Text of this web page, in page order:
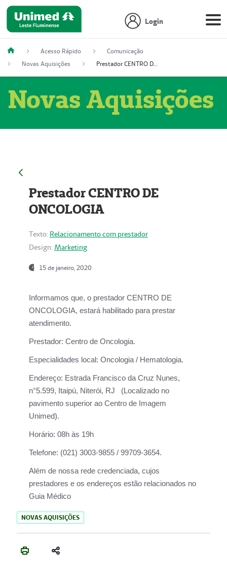
Login
Acesso Rápido
Comunicação
Novas Aquisições
Prestador CENTRO DE ONCOLOGIA
Novas Aquisições
Prestador CENTRO DE
ONCOLOGIA
Texto: Relacionamento com prestador
Design: Marketing
15 de janeiro, 2020
Informamos que, o prestador CENTRO DE
ONCOLOGIA, estará habilitado para prestar
atendimento.
Prestador: Centro de Oncologia.
Especialidades local: Oncologia / Hematologia.
Endereço: Estrada Francisco da Cruz Nunes,
n°5.599, Itaipú, Niterói, RJ (Localizado no
pavimento superior ao Centro de Imagem
Unimed).
Horário: 08h às 19h
Telefone: (021) 3003-9855 / 99709-3654.
Além de nossa rede credenciada, cujos
prestadores e os endereços estão relacionados no
Guia Médico
NOVAS AQUISIÇÕES